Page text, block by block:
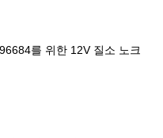
를 위한 12V 질소 노크